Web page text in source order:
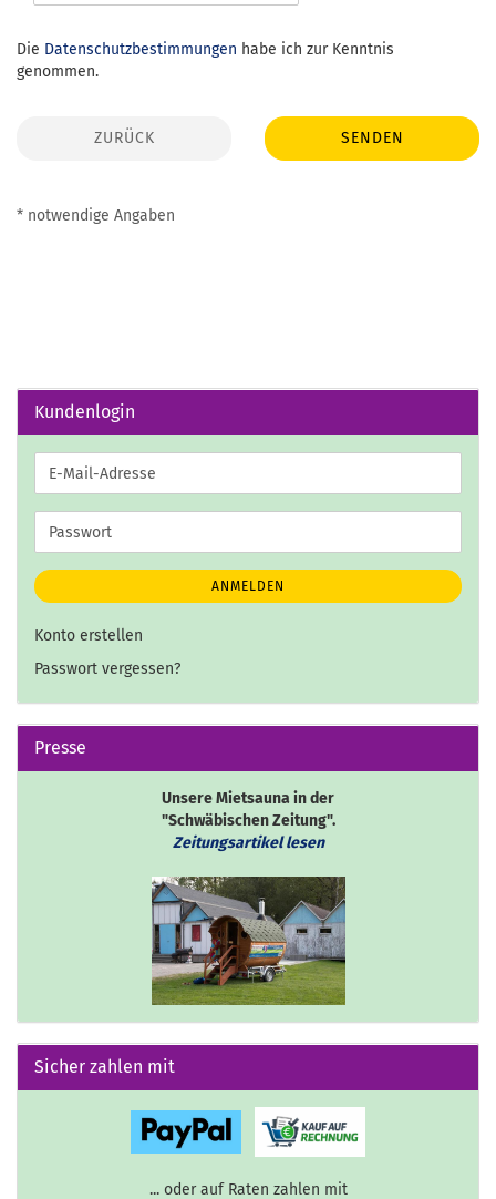
DATENSCHUTZBESTIMMUNGEN
Die Datenschutzbestimmungen habe ich zur Kenntnis
genommen.
ZURÜCK SENDEN
* notwendige Angaben
Kundenlogin
E-
Mail-
Adresse
Passwort
ANMELDEN
Konto erstellen
Passwort vergessen?
Presse
Unsere Mietsauna in der
"Schwäbischen Zeitung".
Zeitungsartikel lesen
Sicher zahlen mit
... oder auf Raten zahlen mit